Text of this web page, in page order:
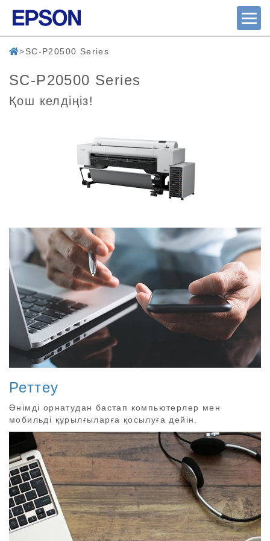
SC-P20500 Series
SC-P20500 Series
Қош келдіңіз!
Реттеу
Өнімді орнатудан бастап компьютерлер мен
мобильді құрылғыларға қосылуға дейін.